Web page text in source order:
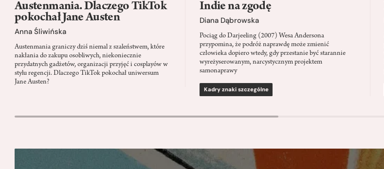
Austenmania. Dlaczego TikTok
pokochał Jane Austen
Anna Śliwińska
Austenmania graniczy dziś niemal z szaleństwem, które
nakłania do zakupu osobliwych, niekoniecznie
przydatnych gadżetów, organizacji przyjęć i cosplayów w
stylu regencji. Dlaczego TikTok pokochał uniwersum
Jane Austen?
Indie na zgodę
Diana Dąbrowska
Pociąg do Darjeeling (2007) Wesa Andersona
przypomina, że podróż naprawdę może zmienić
człowieka dopiero wtedy, gdy przestanie być starannie
wyreżyserowanym, narcystycznym projektem
samonaprawy
Kadry znaki szczególne